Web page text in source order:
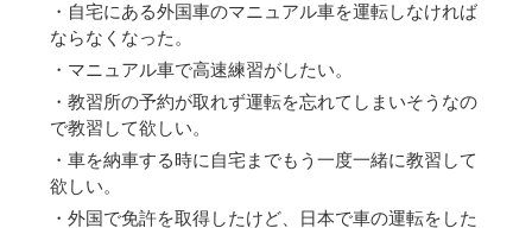
・自宅にある外国車のマニュアル車を運転しなければ
ならなくなった。
・マニュアル車で高速練習がしたい。
・教習所の予約が取れず運転を忘れてしまいそうなの
で教習して欲しい。
・車を納車する時に自宅までもう一度一緒に教習して
欲しい。
・外国で免許を取得したけど、日本で車の運転をした